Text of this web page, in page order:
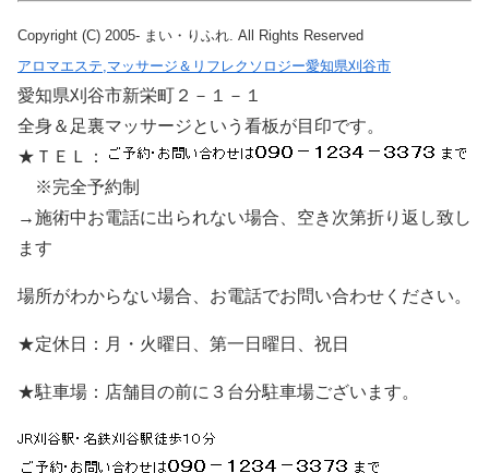
Copyright (C) 2005- まい・りふれ. All Rights Reserved
アロマエステ,マッサージ＆リフレクソロジー愛知県刈谷市
愛知県刈谷市新栄町２－１－１
全身＆足裏マッサージという看板が目印です。
★ＴＥＬ：
※完全予約制
→施術中お電話に出られない場合、空き次第折り返し致し
ます
場所がわからない場合、お電話でお問い合わせください。
★定休日：月・火曜日、第一日曜日、祝日
★駐車場：店舗目の前に３台分駐車場ございます。